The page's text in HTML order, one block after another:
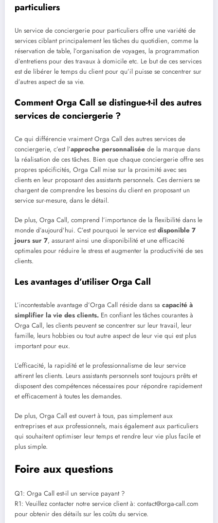
particuliers
Un service de conciergerie pour particuliers offre une variété de
services ciblant principalement les tâches du quotidien, comme la
réservation de table, l’organisation de voyages, la programmation
d’entretiens pour des travaux à domicile etc. Le but de ces services
est de libérer le temps du client pour qu’il puisse se concentrer sur
d’autres aspect de sa vie.
Comment Orga Call se distingue-t-il des autres
services de conciergerie ?
Ce qui différencie vraiment Orga Call des autres services de
conciergerie, c’est l’approche personnalisée de la marque dans
la réalisation de ces tâches. Bien que chaque conciergerie offre ses
propres spécificités, Orga Call mise sur la proximité avec ses
clients en leur proposant des assistants personnels. Ces derniers se
chargent de comprendre les besoins du client en proposant un
service sur-mesure, dans le détail.
De plus, Orga Call, comprend l’importance de la flexibilité dans le
monde d’aujourd’hui. C’est pourquoi le service estdisponible 7
jours sur 7, assurant ainsi une disponibilité et une efficacité
optimales pour réduire le stress et augmenter la productivité de ses
clients.
Les avantages d’utiliser Orga Call
L’incontestable avantage d’Orga Call réside dans sa capacité à
simplifier la vie des clients. En confiant les tâches courantes à
Orga Call, les clients peuvent se concentrer sur leur travail, leur
famille, leurs hobbies ou tout autre aspect de leur vie qui est plus
important pour eux.
L’efficacité, la rapidité et le professionnalisme de leur service
attirent les clients. Leurs assistants personnels sont toujours prêts et
disposent des compétences nécessaires pour répondre rapidement
et efficacement à toutes les demandes.
De plus, Orga Call est ouvert à tous, pas simplement aux
entreprises et aux professionnels, mais également aux particuliers
qui souhaitent optimiser leur temps et rendre leur vie plus facile et
plus simple.
Foire aux questions
Q1: Orga Call est-il un service payant ?
R1: Veuillez contacter notre service client à: contact@orga-call.com
pour obtenir des détails sur les coûts du service.